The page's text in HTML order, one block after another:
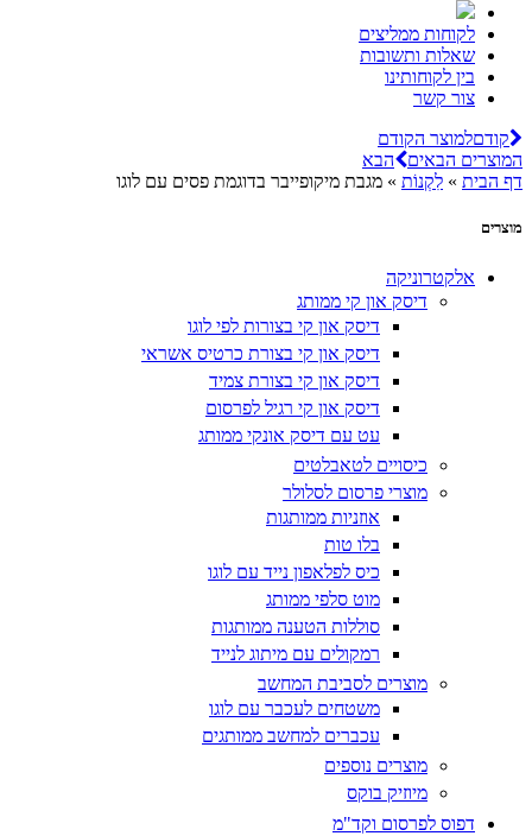
לקוחות ממליצים
שאלות ותשובות
בין לקוחותינו
צור קשר
קודםלמוצר הקודם
המוצרים הבאים
הבא
דף הבית » לִקְנוֹת » מגבת מיקופייבר בדוגמת פסים עם לוגו
מוצרים
אלקטרוניקה
דיסק און קי ממותג
דיסק און קי בצורות לפי לוגו
דיסק און קי בצורת כרטיס אשראי
דיסק און קי בצורת צמיד
דיסק און קי רגיל לפרסום
עט עם דיסק אונקי ממותג
כיסויים לטאבלטים
מוצרי פרסום לסלולר
אוזניות ממותגות
בלו טות
כיס לפלאפון נייד עם לוגו
מוט סלפי ממותג
סוללות הטענה ממותגות
רמקולים עם מיתוג לנייד
מוצרים לסביבת המחשב
משטחים לעכבר עם לוגו
עכברים למחשב ממותגים
מוצרים נוספים
מיוזיק בוקס
דפוס לפרסום וקד"מ